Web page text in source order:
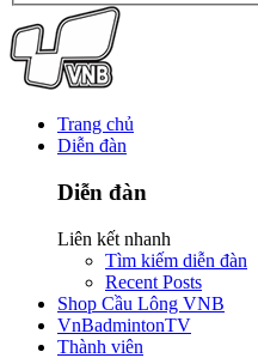
Trang chủ
Diễn đàn
Diễn đàn
Liên kết nhanh
Tìm kiếm diễn đàn
Recent Posts
Shop Cầu Lông VNB
VnBadmintonTV
Thành viên